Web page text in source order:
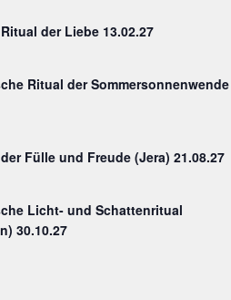
der Liebe 13.02.27
Ritual der Sommersonnenwende
Fülle und Freude (Jera) 21.08.27
Licht- und Schattenritual
30.10.27